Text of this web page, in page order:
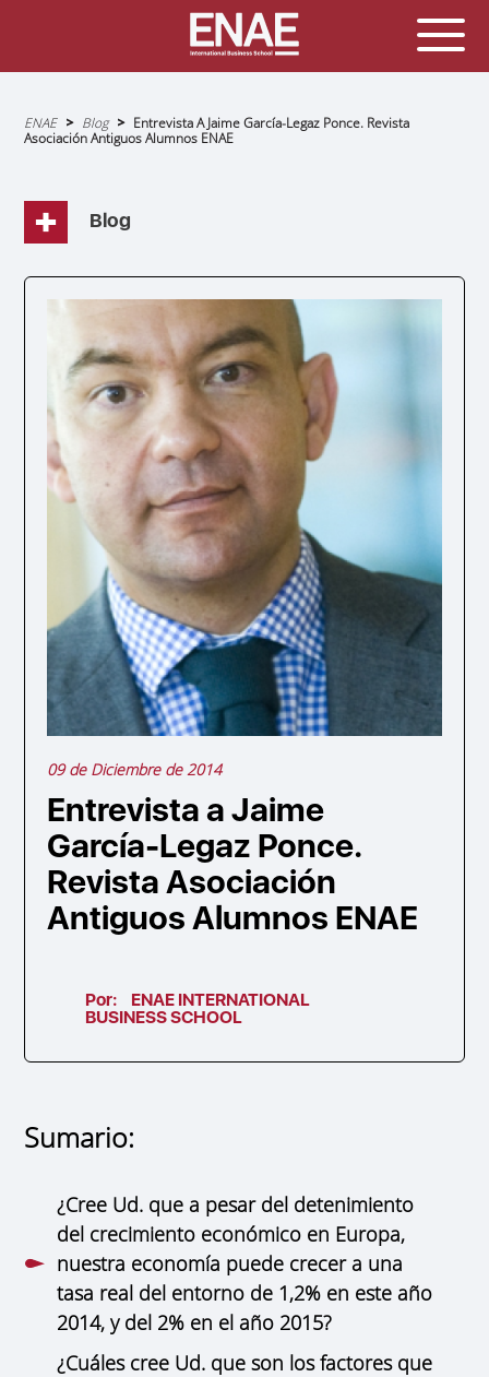
Sobrescribir
enlaces
de
navegación
ENAE Blog
Entrevista A Jaime García-Legaz Ponce. Revista
Asociación Antiguos Alumnos ENAE
Blog
09 de Diciembre de 2014
Entrevista a Jaime
García-Legaz Ponce.
Revista Asociación
Antiguos Alumnos ENAE
Por:
ENAE INTERNATIONAL
BUSINESS SCHOOL
Sumario:
¿Cree Ud. que a pesar del detenimiento
del crecimiento económico en Europa,
nuestra economía puede crecer a una
tasa real del entorno de 1,2% en este año
2014, y del 2% en el año 2015?
¿Cuáles cree Ud. que son los factores que